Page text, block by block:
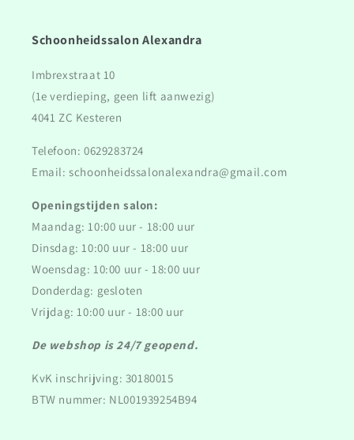
Schoonheidssalon Alexandra
Imbrexstraat 10
(1e verdieping, geen lift aanwezig)
4041 ZC Kesteren
Telefoon: 0629283724
Email: schoonheidssalonalexandra@gmail.com
Openingstijden salon:
Maandag: 10:00 uur - 18:00 uur
Dinsdag: 10:00 uur - 18:00 uur
Woensdag: 10:00 uur - 18:00 uur
Donderdag: gesloten
Vrijdag: 10:00 uur - 18:00 uur
De webshop is 24/7 geopend.
KvK inschrijving: 30180015
BTW nummer: NL001939254B94